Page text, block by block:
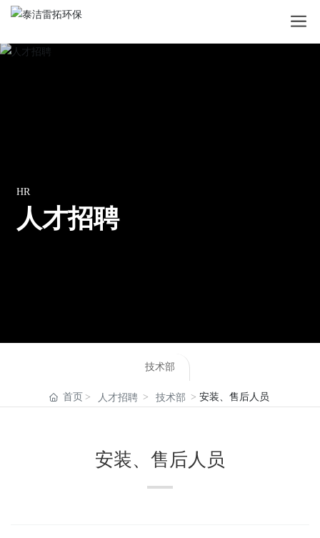
人才招聘
HR
技术部
首页 人才招聘 技术部 安装、售后人员
安装、售后人员